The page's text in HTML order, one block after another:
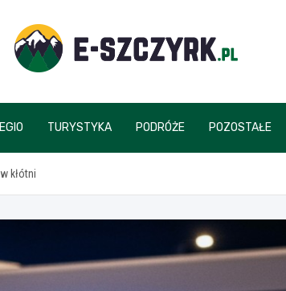
e-szczyrk.pl
TURYSTYKA PODRÓŻE POZOSTAŁE
kłótni